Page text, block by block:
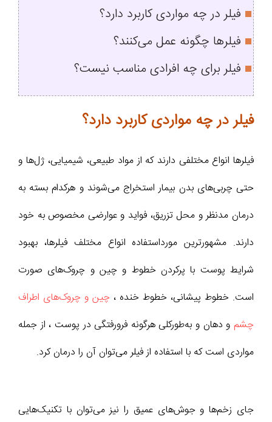
فیلر در چه مواردی کاربرد دارد؟
فیلر‌ها چگونه عمل می‌کنند؟
فیلر برای چه افرادی مناسب نیست؟
فیلر در چه مواردی کاربرد دارد؟
فیلر‌ها انواع مختلفی دارند که از مواد طبیعی، شیمیایی، ژل‌ها و
حتی چربی‌های بدن بیمار استخراج می‌شوند و هرکدام بسته به
درمان مدنظر و محل تزریق، فواید و عوارضی مخصوص به خود
دارند. مشهورترین مورداستفاده انواع مختلف فیلرها، بهبود
شرایط پوست با پرکردن خطوط و چین و چروک‌های صورت
است. خطوط پیشانی، خطوط خنده ، چین و چروک‌های اطراف
چشم و دهان و به‌طورکلی هرگونه فرورفتگی در پوست ، از جمله
مواردی است که با استفاده از فیلر می‌توان آن را درمان کرد.
جای زخم‌ها و جوش‌های عمیق را نیز می‌توان با تکنیک‌هایی